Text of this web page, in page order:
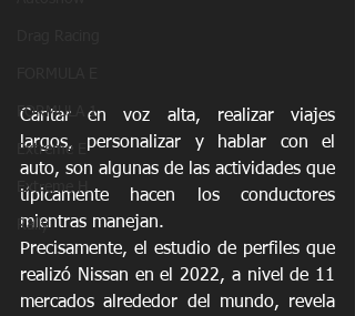
FORMULA 1
Extreme E
Extreme H
Rally
Cantar en voz alta, realizar viajes
largos, personalizar y hablar con el
auto, son algunas de las actividades que
típicamente hacen los conductores
mientras manejan.
Precisamente, el estudio de perfiles que
realizó Nissan en el 2022, a nivel de 11
mercados alrededor del mundo, revela